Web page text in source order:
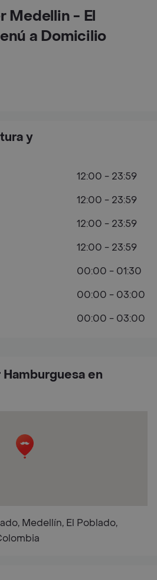
Medellin - El
a Domicilio
en
Medellín, El Poblado,
y
12:00 - 23:59
12:00 - 23:59
12:00 - 23:59
12:00 - 23:59
00:00 - 01:30
00:00 - 03:00
00:00 - 03:00